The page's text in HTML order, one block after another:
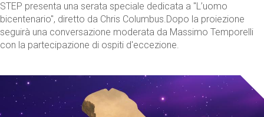
STEP presenta una serata speciale dedicata a "L’uomo
bicentenario", diretto da Chris Columbus.Dopo la proiezione
seguirà una conversazione moderata da Massimo Temporelli
con la partecipazione di ospiti d'eccezione.